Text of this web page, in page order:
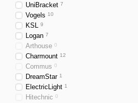
UniBracket 7
Vogels 10
KSL 9
Logan 7
Arthouse 0
Charmount 12
Commus 0
DreamStar 1
ElectricLight 1
Hitechnic 0